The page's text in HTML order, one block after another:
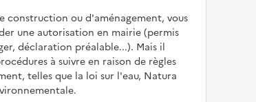
construction ou d'aménagement, vous
une autorisation en mairie (permis
déclaration préalable...). Mais il
à suivre en raison de règles
telles que la loi sur l'eau, Natura